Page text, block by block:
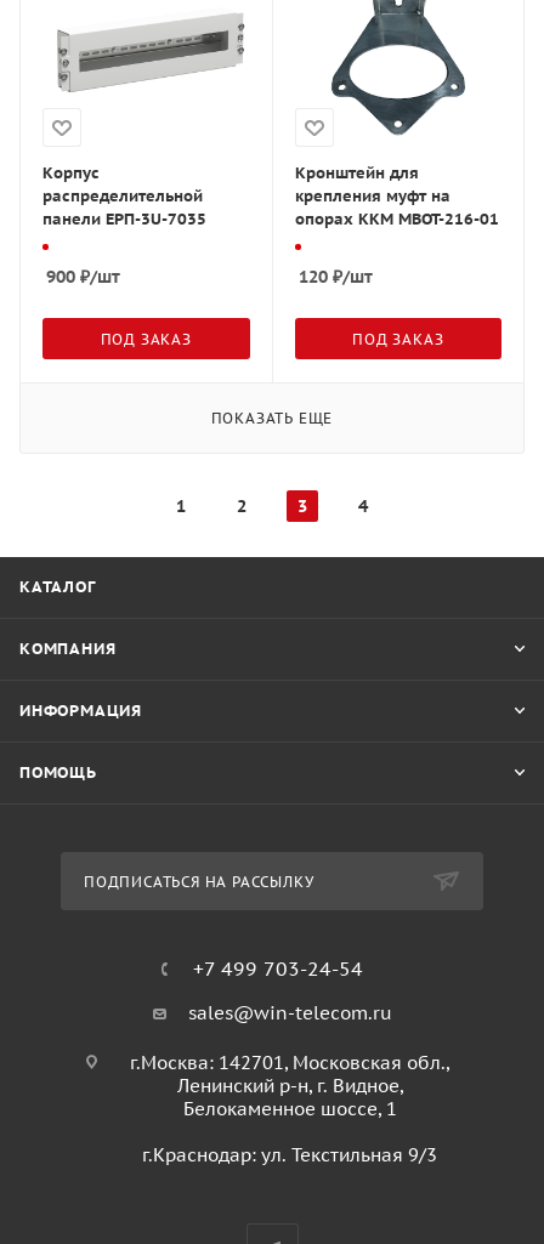
Корпус
распределительной
панели ЕРП-3U-7035
900 ₽/шт
ПОД ЗАКАЗ
Кронштейн для
крепления муфт на
опорах ККМ МВОТ-216-01
120₽/шт
ПОД ЗАКАЗ
ПОКАЗАТЬ ЕЩЕ
1 2 3 4
КАТАЛОГ
КОМПАНИЯ
ИНФОРМАЦИЯ
ПОМОЩЬ
ПОДПИСАТЬСЯ НА РАССЫЛКУ
+7 499 703-24-54
sales@win-telecom.ru
г.Москва: 142701, Московская обл.,
Ленинский р-н, г. Видное,
Белокаменное шоссе, 1
г.Краснодар: ул. Текстильная 9/3